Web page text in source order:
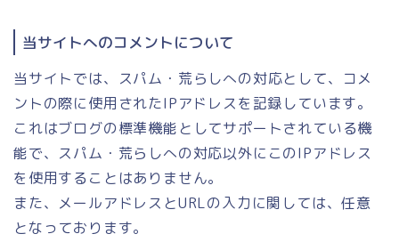
当サイトへのコメントについて
当サイトでは、スパム・荒らしへの対応として、コメ
ントの際に使用されたIPアドレスを記録しています。
これはブログの標準機能としてサポートされている機
能で、スパム・荒らしへの対応以外にこのIPアドレス
を使用することはありません。
また、メールアドレスとURLの入力に関しては、任意
となっております。